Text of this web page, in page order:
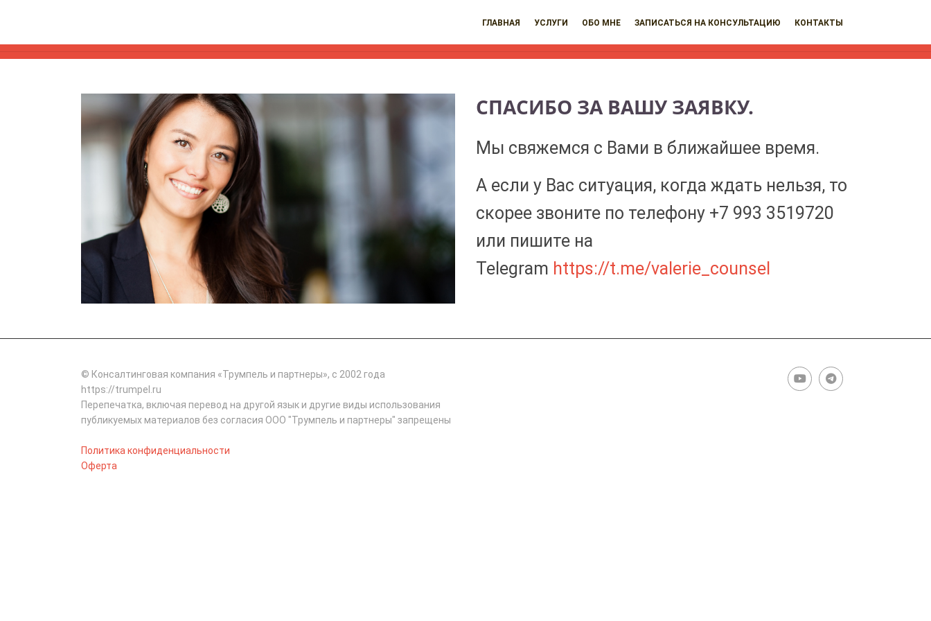
ГЛАВНАЯ УСЛУГИ ОБО МНЕ ЗАПИСАТЬСЯ НА КОНСУЛЬТАЦИЮ КОНТАКТЫ
СПАСИБО ЗА ВАШУ ЗАЯВКУ.
Мы свяжемся с Вами в ближайшее время.
А если у Вас ситуация, когда ждать нельзя, то
скорее звоните по телефону +7 993 3519720
или пишите на
Telegram https://t.me/valerie_counsel
© Консалтинговая компания «Трумпель и партнеры», с 2002 года
https://trumpel.ru
Перепечатка, включая перевод на другой язык и другие виды использования
публикуемых материалов без согласия ООО "Трумпель и партнеры" запрещены
Политика конфиденциальности
Оферта